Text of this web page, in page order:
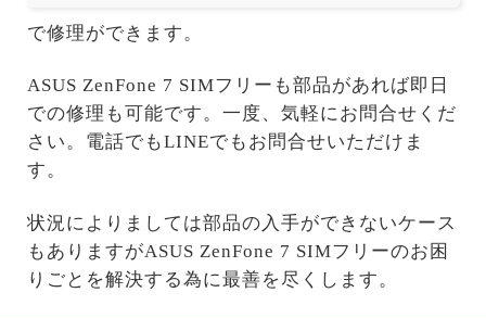
で修理ができます。
ASUS ZenFone 7 SIMフリーも部品があれば即日
での修理も可能です。一度、気軽にお問合せくだ
さい。電話でもLINEでもお問合せいただけま
す。
状況によりましては部品の入手ができないケース
もありますがASUS ZenFone 7 SIMフリーのお困
りごとを解決する為に最善を尽くします。